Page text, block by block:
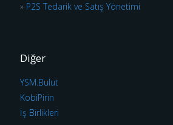
» P2S Tedarik ve Satış Yönetimi
Diğer
YSM.Bulut
KobiPirin
İş Birlikleri